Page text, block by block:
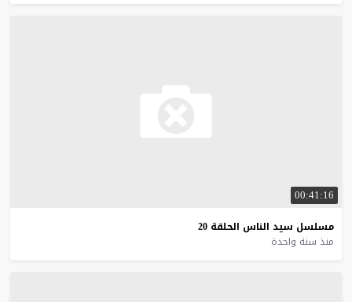
00:41:16
مسلسل سيد الناس الحلقة 20
منذ سنة واحدة